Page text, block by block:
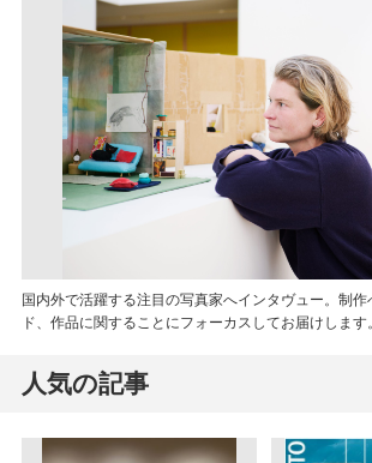
国内外で活躍する注目の写真家へインタヴュー。制
ド、作品に関することにフォーカスしてお届けします。
人気の記事